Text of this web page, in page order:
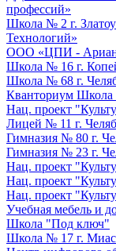
профессий»
Школа № 2 г.
Технологий»
ООО «ЦПИ -
Школа № 16 г.
Школа № 68 г.
Кванториум Школа
Нац. проект
Лицей № 11 г.
Гимназия № 80 г.
Гимназия № 23 г.
Нац. проект
Нац. проект
Нац. проект
Учебная мебель и
Школа "Под ключ"
Школа № 17 г.